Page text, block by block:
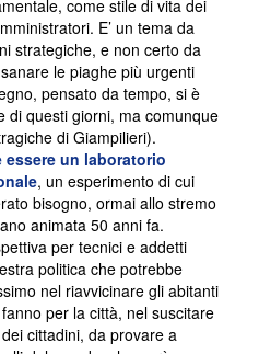
come stile di vita dei
E’ un tema da
strategiche, e non certo da
le piaghe più urgenti
pensato da tempo, si è
di questi giorni, ma comunque
di Giampilieri).
essere un laboratorio
, un esperimento di cui
bisogno, ormai allo stremo
animata 50 anni fa.
per tecnici e addetti
politica che potrebbe
nel riavvicinare gli abitanti
per la città, nel suscitare
cittadini, da provare a